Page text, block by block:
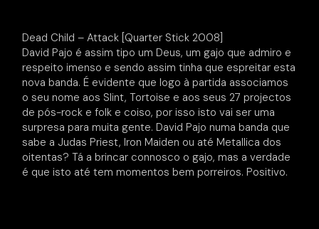
Dead Child – Attack [Quarter Stick 2008]
David Pajo é assim tipo um Deus, um gajo que admiro e
respeito imenso e sendo assim tinha que espreitar esta
nova banda. É evidente que logo à partida associamos
o seu nome aos Slint, Tortoise e aos seus 27 projectos
de pós-rock e folk e coiso, por isso isto vai ser uma
surpresa para muita gente. David Pajo numa banda que
sabe a Judas Priest, Iron Maiden ou até Metallica dos
oitentas? Tá a brincar connosco o gajo, mas a verdade
é que isto até tem momentos bem porreiros. Positivo.